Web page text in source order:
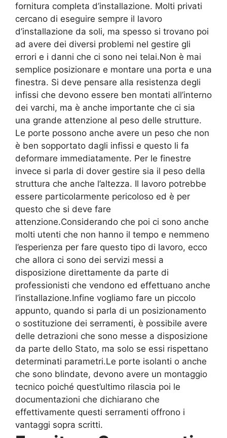
fornitura completa d’installazione. Molti privati
cercano di eseguire sempre il lavoro
d’installazione da soli, ma spesso si trovano poi
ad avere dei diversi problemi nel gestire gli
errori e i danni che ci sono nei telai.Non è mai
semplice posizionare e montare una porta e una
finestra. Si deve pensare alla resistenza degli
infissi che devono essere ben montati all’interno
dei varchi, ma è anche importante che ci sia
una grande attenzione al peso delle strutture.
Le porte possono anche avere un peso che non
è ben sopportato dagli infissi e questo li fa
deformare immediatamente. Per le finestre
invece si parla di dover gestire sia il peso della
struttura che anche l’altezza. Il lavoro potrebbe
essere particolarmente pericoloso ed è per
questo che si deve fare
attenzione.Considerando che poi ci sono anche
molti utenti che non hanno il tempo e nemmeno
l’esperienza per fare questo tipo di lavoro, ecco
che allora ci sono dei servizi messi a
disposizione direttamente da parte di
professionisti che vendono ed effettuano anche
l’installazione.Infine vogliamo fare un piccolo
appunto, quando si parla di un posizionamento
o sostituzione dei serramenti, è possibile avere
delle detrazioni che sono messe a disposizione
da parte dello Stato, ma solo se essi rispettano
determinati parametri.Le porte isolanti o anche
che sono blindate, devono avere un montaggio
tecnico poiché quest’ultimo rilascia poi le
documentazioni che dichiarano che
effettivamente questi serramenti offrono i
vantaggi sopra scritti.